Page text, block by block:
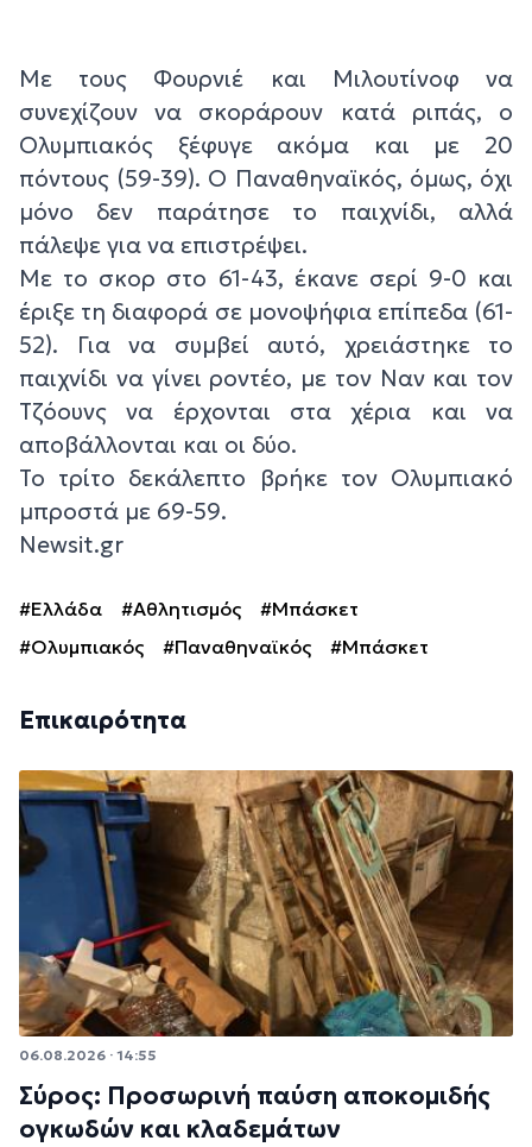
Με τους Φουρνιέ και Μιλουτίνοφ να
συνεχίζουν να σκοράρουν κατά ριπάς, ο
Ολυμπιακός ξέφυγε ακόμα και με 20
πόντους (59-39). Ο Παναθηναϊκός, όμως, όχι
μόνο δεν παράτησε το παιχνίδι, αλλά
πάλεψε για να επιστρέψει.
Με το σκορ στο 61-43, έκανε σερί 9-0 και
έριξε τη διαφορά σε μονοψήφια επίπεδα (61-
52). Για να συμβεί αυτό, χρειάστηκε το
παιχνίδι να γίνει ροντέο, με τον Ναν και τον
Τζόουνς να έρχονται στα χέρια και να
αποβάλλονται και οι δύο.
Το τρίτο δεκάλεπτο βρήκε τον Ολυμπιακό
μπροστά με 69-59.
Newsit.gr
#Ελλάδα #Αθλητισμός
#Μπάσκετ
#Ολυμπιακός
#Παναθηναϊκός #Μπάσκετ
Επικαιρότητα
06.08.2026 · 14:55
Σύρος: Προσωρινή παύση αποκομιδής
ογκωδών και κλαδεμάτων